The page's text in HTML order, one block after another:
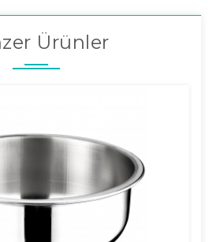
Ürünler